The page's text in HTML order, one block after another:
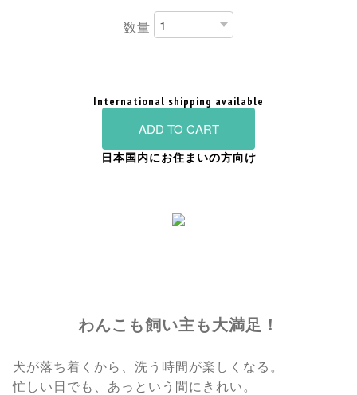
数量
International shipping available
ADD TO CART
日本国内にお住まいの方向け
わんこも飼い主も大満足！
犬が落ち着くから、洗う時間が楽しくなる。
忙しい日でも、あっという間にきれい。